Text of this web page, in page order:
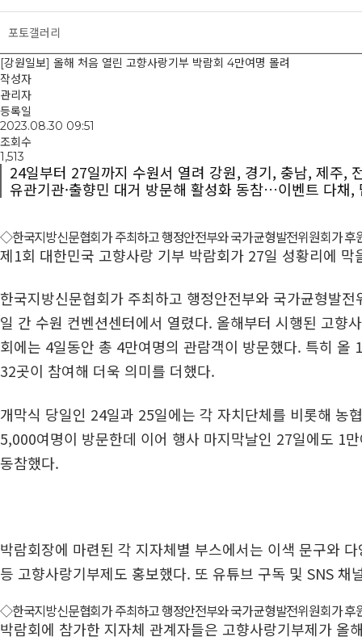
포토갤러리
[강원일보] 올해 처음 열린 고향사랑기부 박람회 4만여명 몰려
작성자
관리자
등록일
2023.08.30 09:51
조회수
1,513
24일부터 27일까지 수원서 열려 강원, 경기, 충남, 제주,
유관기관·출향민 대거 방문해 활성화 동참…이벤트 다채,
◇한국지방신문협회가 주최하고 행정안전부와 국가균형발전위원회가 후
제1회 대한민국 고향사랑 기부 박람회가 27일 성황리에 막
한국지방신문협회가 주최하고 행정안전부와 국가균형발
일 간 수원 컨벤션센터에서 열렸다. 올해부터 시행된 고향
회에는 4일동안 총 4만여명의 관람객이 방문했다. 특히
32곳이 참여해 더욱 의미를 더했다.
개막식 당일인 24일과 25일에는 각 자치단체를 비롯해 농
5,000여명이 방문한데 이어 행사 마지막날인 27일에도 1
동참했다.
박람회장에 마련된 각 지자체별 부스에서는 이색 문구와
등 고향사랑기부제도 홍보했다. 또 유튜브 구독 및 SNS
◇한국지방신문협회가 주최하고 행정안전부와 국가균형발전위원회가 후
박람회에 참가한 지자체 관계자들은 고향사랑기부제가